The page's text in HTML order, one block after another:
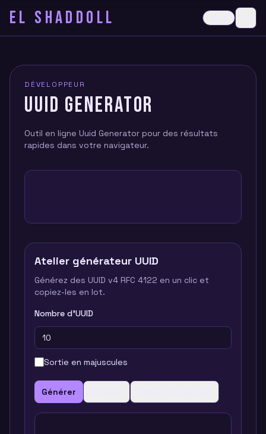
EL SHADDOLL
DÉVELOPPEUR
UUID GENERATOR
Outil en ligne Uuid Generator pour des résultats
rapides dans votre navigateur.
Atelier générateur UUID
Générez des UUID v4 RFC 4122 en un clic et
copiez-les en lot.
Nombre d'UUID
Sortie en majuscules
Générer